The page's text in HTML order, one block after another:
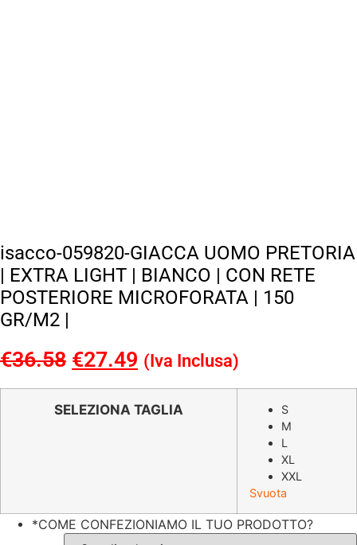
isacco-059820-GIACCA UOMO PRETORIA
| EXTRA LIGHT | BIANCO | CON RETE
POSTERIORE MICROFORATA | 150
GR/M2 |
€36.58 Il
prezzo
originale
€27.49 Il
prezzo
attuale
(Iva Inclusa)
SELEZIONA TAGLIA
S
M
L
XL
XXL
Svuota
*COME CONFEZIONIAMO IL TUO PRODOTTO?